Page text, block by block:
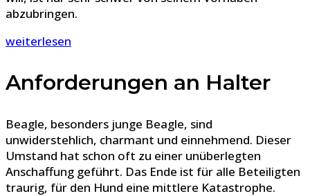
abzubringen.
weiterlesen
Anforderungen an Halter
Beagle, besonders junge Beagle, sind
unwiderstehlich, charmant und einnehmend. Dieser
Umstand hat schon oft zu einer unüberlegten
Anschaffung geführt. Das Ende ist für alle Beteiligten
traurig, für den Hund eine mittlere Katastrophe.